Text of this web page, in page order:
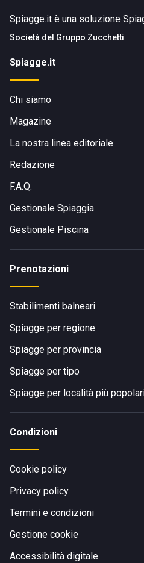
Spiagge.it è una soluzione
Società del Gruppo Zucchetti
Spiagge.it
Chi siamo
Magazine
La nostra linea editoriale
Redazione
F.A.Q.
Gestionale Spiaggia
Gestionale Piscina
Prenotazioni
Stabilimenti balneari
Spiagge per regione
Spiagge per provincia
Spiagge per tipo
Spiagge per località più
Condizioni
Cookie policy
Privacy policy
Termini e condizioni
Gestione cookie
Accessibilità digitale